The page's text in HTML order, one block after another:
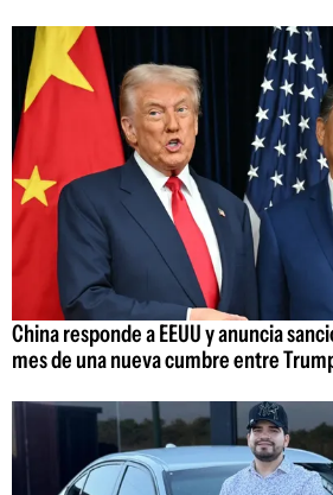
China responde a EEUU y anuncia
mes de una nueva cumbre entre